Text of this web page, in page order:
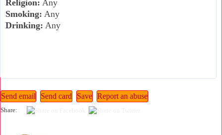
Religion: Any
Smoking: Any
Drinking: Any
Share: